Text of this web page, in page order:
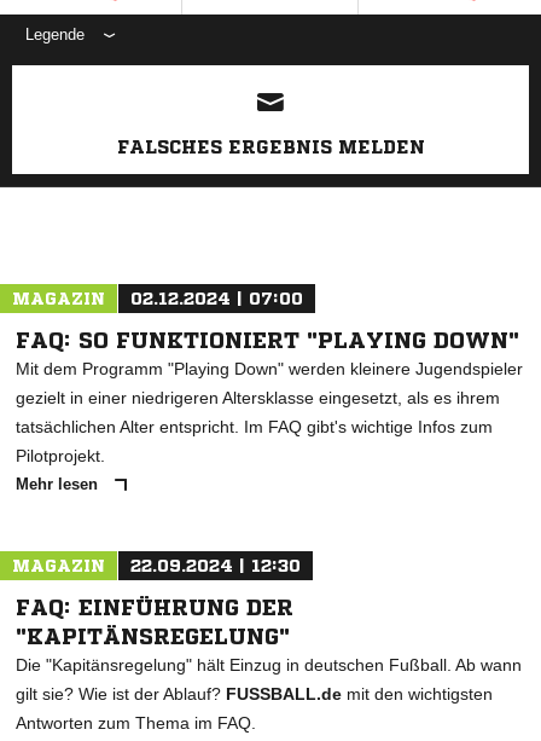
Legende
ANZEIGE
FALSCHES ERGEBNIS MELDEN
MAGAZIN 02.12.2024 | 07:00
FAQ: SO FUNKTIONIERT "PLAYING DOWN"
Mit dem Programm "Playing Down" werden kleinere Jugendspieler
gezielt in einer niedrigeren Altersklasse eingesetzt, als es ihrem
tatsächlichen Alter entspricht. Im FAQ gibt's wichtige Infos zum
Pilotprojekt.
Mehr lesen
MAGAZIN 22.09.2024 | 12:30
FAQ: EINFÜHRUNG DER
"KAPITÄNSREGELUNG"
Die "Kapitänsregelung" hält Einzug in deutschen Fußball. Ab wann
gilt sie? Wie ist der Ablauf? FUSSBALL.de mit den wichtigsten
Antworten zum Thema im FAQ.